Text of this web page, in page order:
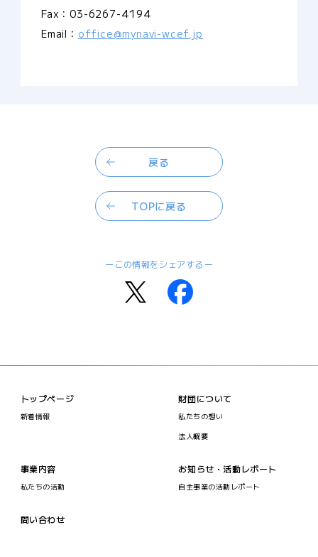
Fax：03-6267-4194
Email： office@mynavi-wcef.jp
戻る
TOPに戻る
この情報をシェアする
トップページ
新着情報
財団について
私たちの想い
法人概要
事業内容
私たちの活動
お知らせ・活動レポート
自主事業の活動レポート
問い合わせ